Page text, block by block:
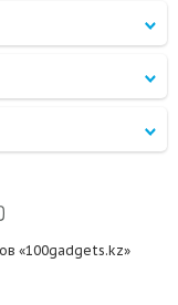
«100gadgets.kz»